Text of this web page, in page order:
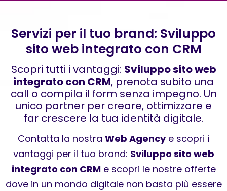
Servizi per il tuo brand: Sviluppo
sito web integrato con CRM
Scopri tutti i vantaggi: Sviluppo sito web
integrato con CRM, prenota subito una
call o compila il form senza impegno. Un
unico partner per creare, ottimizzare e
far crescere la tua identità digitale.
Contatta la nostra Web Agencye scopri i
vantaggi per il tuo brand: Sviluppo sito web
integrato con CRMe scopri le nostre offerte
dove in un mondo digitale non basta più essere